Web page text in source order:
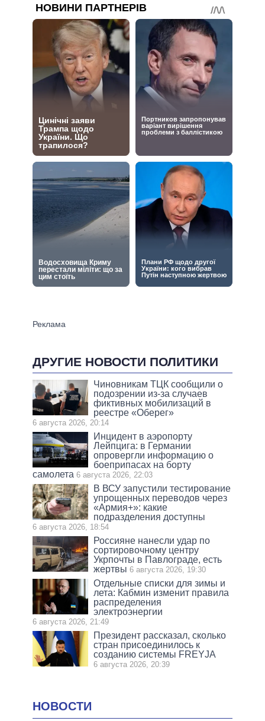
ДРУГИЕ НОВОСТИ ПОЛИТИКИ
Чиновникам ТЦК сообщили о
подозрении из-за случаев
фиктивных мобилизаций в
реестре «Оберег»
6 августа 2026, 20:14
Инцидент в аэропорту
Лейпцига: в Германии
опровергли информацию о
боеприпасах на борту
самолета 6 августа 2026, 22:03
В ВСУ запустили тестирование
упрощенных переводов через
«Армия+»: какие
подразделения доступны
6 августа 2026, 18:54
Россияне нанесли удар по
сортировочному центру
Укрпочты в Павлограде, есть
жертвы 6 августа 2026, 19:30
Отдельные списки для зимы и
лета: Кабмин изменит правила
распределения
электроэнергии
6 августа 2026, 21:49
Президент рассказал, сколько
стран присоединилось к
созданию системы FREYJA
6 августа 2026, 20:39
НОВОСТИ